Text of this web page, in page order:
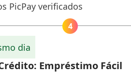
PicPay verificados
dia
Empréstimo Fácil